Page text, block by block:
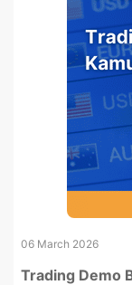
06 March 2026
Trading Demo